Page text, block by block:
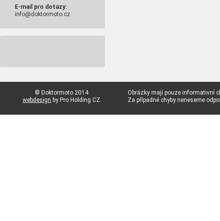
E-mail pro dotazy:
info@doktormoto.cz
© Doktormoto 2014
webdesign by Pro Holding CZ
Obrázky mají pouze informativní
Za případné chyby neneseme